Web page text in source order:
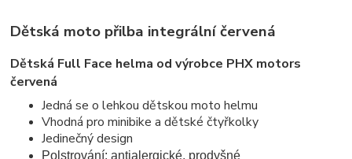
Dětská moto přilba integrální červená
Dětská Full Face helma od výrobce PHX motors
červená
Jedná se o lehkou dětskou moto helmu
Vhodná pro minibike a dětské čtyřkolky
Jedinečný design
Polstrování: antialergické, prodyšné